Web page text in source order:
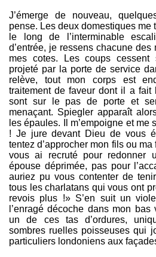
J’émerge de nouveau,
pense. Les deux domestiques me
le long de l’interminable
d’entrée, je ressens chacune des
mes cotes. Les coups
projeté par la porte de service
relève, tout mon corps est
traitement de faveur dont il a fait
sont sur le pas de porte et
menaçant. Spiegler apparaît
les épaules. Il m’empoigne et me
! Je jure devant Dieu de vous
tentez d’approcher mon fils ou
vous ai recruté pour redonner
épouse déprimée, pas pour
auriez pu vous contenter de
tous les charlatans qui vous ont
revois plus !» S’en suit un
l’enragé décoche dans mon bas
un de ces tas d’ordures,
sombres ruelles poisseuses qui
particuliers londoniens aux